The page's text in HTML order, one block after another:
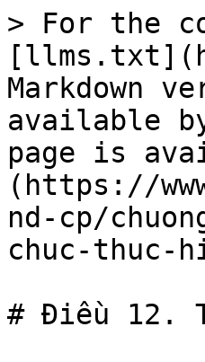
> For the
Markdown
available
page is
(https://
nd-cp/
chuc-thuc-
# Điều 12.